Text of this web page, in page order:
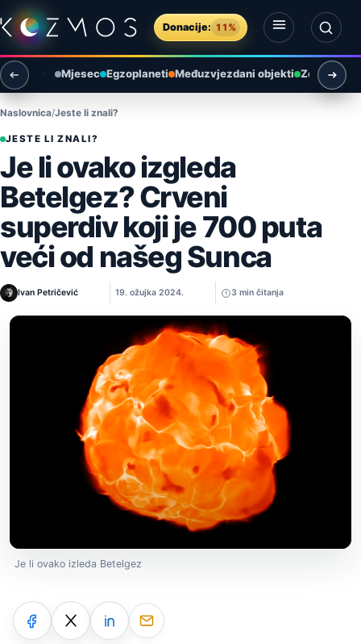
Preskoči na sadržaj
Donacije: 11%
Otvori izbornik
Otvori pretragu
Mjesec Egzoplaneti Međuzvjezdani objekti Zemlja i
Naslovnica Jeste li znali?
JESTE LI ZNALI?
Je li ovako izgleda
Betelgez? Crveni
superdiv koji je 700 puta
veći od našeg Sunca
Ivan Petričević 19. ožujka 2024. 3 min čitanja
Je li ovako izleda Betelgez